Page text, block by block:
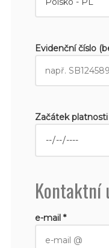
Evidenční číslo
Začátek
Kontaktní
e-mail *